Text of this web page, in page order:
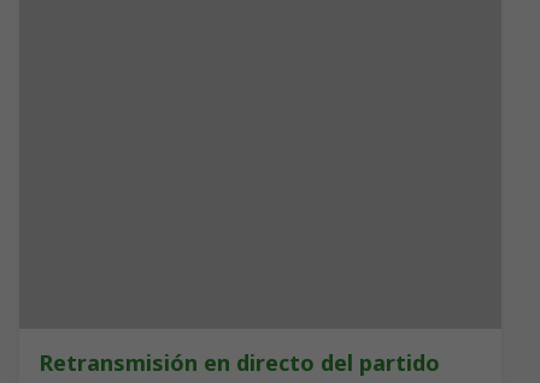
Retransmisión en directo del partido